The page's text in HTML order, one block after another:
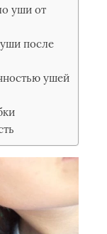
уши от
после
ушей